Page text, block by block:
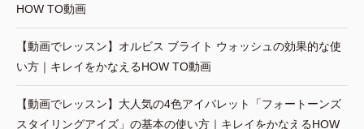
HOW TO動画
【動画でレッスン】オルビス ブライト ウォッシュの効果的な使
い方｜キレイをかなえるHOW TO動画
【動画でレッスン】大人気の4色アイパレット「フォートーンズ
スタイリングアイズ」の基本の使い方｜キレイをかなえるHOW